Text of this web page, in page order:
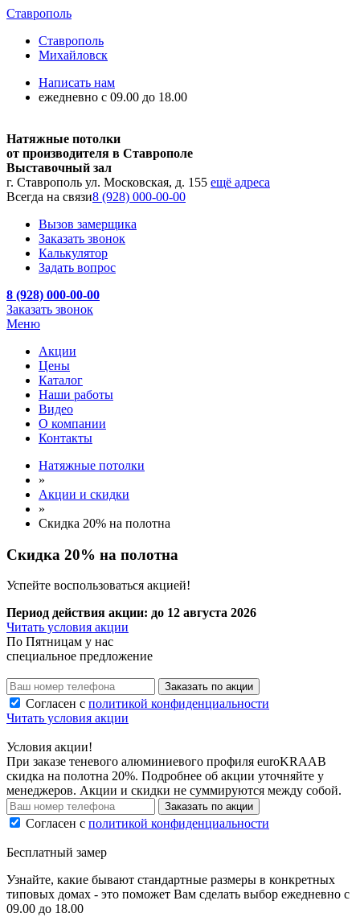
Ставрополь
Ставрополь
Михайловск
Написать нам
ежедневно с 09.00 до 18.00
Натяжные потолки
от производителя в Ставрополе
Выставочный зал
г. Ставрополь ул. Московская, д. 155 ещё адреса
Всегда на связи8 (928) 000-00-00
Вызов замерщика
Заказать звонок
Калькулятор
Задать вопрос
8 (928) 000-00-00
Заказать звонок
Меню
Акции
Цены
Каталог
Наши работы
Видео
О компании
Контакты
Натяжные потолки
»
Акции и скидки
»
Скидка 20% на полотна
Скидка 20% на полотна
Успейте воспользоваться акцией!
Период действия акции: до 12 августа 2026
Читать условия акции
По Пятницам у нас
специальное предложение
Заказать по акции
Согласен с политикой конфиденциальности
Читать условия акции
Условия акции!
При заказе теневого алюминиевого профиля euroKRAAB
скидка на полотна 20%. Подробнее об акции уточняйте у
менеджеров. Акции и скидки не суммируются между собой.
Заказать по акции
Согласен с политикой конфиденциальности
Бесплатный замер
Узнайте, какие бывают стандартные размеры в конкретных
типовых домах - это поможет Вам сделать выбор ежедневно с
09.00 до 18.00